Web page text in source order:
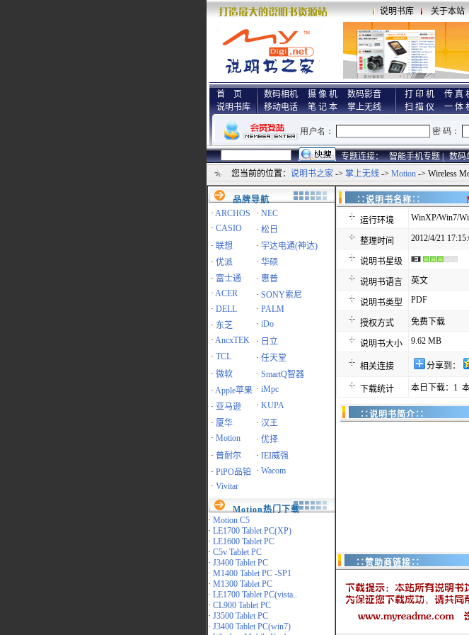
说明书库 关于本站
首 页
说明书库
数码相机 摄 像 机
数码影音
移动电话
笔 记 本 掌上无线
打 印 机 传 真
扫 描 仪
一 体
专题连接： 智能手机专题 | 数码
您当前的位置： 说明书之家 -> 掌上无线 -> Motion -> Wireless
品牌导航
· ARCHOS · NEC
· CASIO · 松日
· 联想 · 宇达电通(神达)
· 优派 · 华硕
· 富士通 · 惠普
· ACER · SONY索尼
· DELL · PALM
· 东芝 · iDo
· AncxTEK · 日立
· TCL · 任天堂
· 微软 · SmartQ智器
· Apple苹果 · iMpc
· 亚马逊 · KUPA
· 厦华 · 汉王
· Motion · 优择
· 普耐尔 · IEI威强
· PiPO品铂 · Wacom
· Vivitar
Motion热门下载
· Motion C5
· LE1700 Tablet PC(XP)
· LE1600 Tablet PC
· C5v Tablet PC
· J3400 Tablet PC
· M1400 Tablet PC -SP1
· M1300 Tablet PC
· LE1700 Tablet PC(vista..
· CL900 Tablet PC
· J3500 Tablet PC
· J3400 Tablet PC(win7)
∷说明书名称∷
运行环境 WinXP/Win7/
整理时间 2012/4/21
说明书星级
说明书语言 英文
说明书类型 PDF
授权方式 免费下载
说明书大小 9.62 MB
相关连接 分享到：
下载统计 本日下载：1
∷说明书简介∷
∷赞助商链接∷